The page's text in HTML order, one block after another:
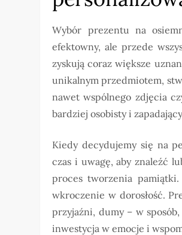
Wybór prezentu na
efektowny, ale przede
zyskują coraz większe
unikalnym przedmiotem,
nawet wspólnego zdjęcia
bardziej osobisty i
Kiedy decydujemy się na
czas i uwagę, aby znaleźć
proces tworzenia
wkroczenie w dorosłość.
przyjaźni, dumy – w
inwestycja w emocje i